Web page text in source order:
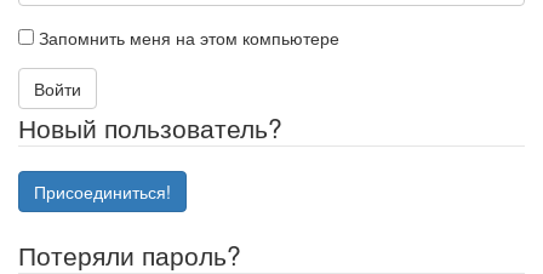
Запомнить меня на этом компьютере
Войти
Новый пользователь?
Присоединиться!
Потеряли пароль?